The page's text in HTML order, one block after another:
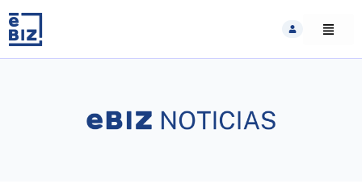
content